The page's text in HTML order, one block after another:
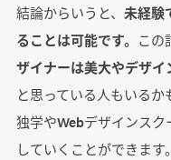
結論からいうと、 未経験
ることは可能です。 この
ザイナーは美大やデザ
と思っている人もいる
独学やWebデザインス
していくことができます。